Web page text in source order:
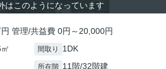
はこのようになっています
管理/共益費 0円～20,000円
間取り 1DK
所在階 11階/32階建